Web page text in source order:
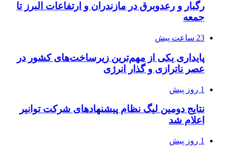
رگبار و رعدوبرق در مازندران و ارتفاعات البرز تا
جمعه
23 ساعت پیش
پایداری یکی از مهم‌ترین زیرساخت‌های کشور در
عصر ناترازی و گذار انرژی
1 روز پیش
نتایج دومین لیگ نظام پیشنهادهای شرکت توانیر
اعلام شد
1 روز پیش